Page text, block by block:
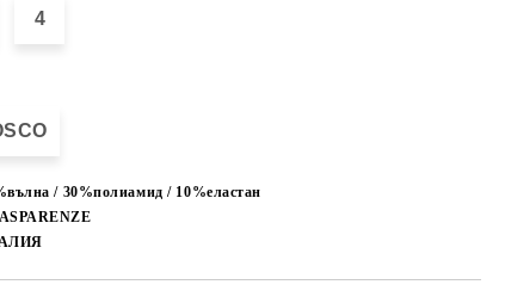
4
/ 30%полиамид / 10%еластан